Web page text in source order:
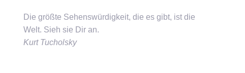
Die größte Sehenswürdigkeit, die es gibt, ist die
Welt. Sieh sie Dir an.
Kurt Tucholsky